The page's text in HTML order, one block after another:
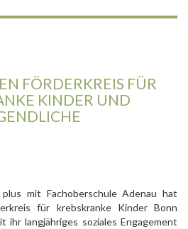
FÖRDERKREIS FÜR
KINDER UND
mit Fachoberschule Adenau hat
für krebskranke Kinder Bonn
ihr langjähriges soziales Engagement